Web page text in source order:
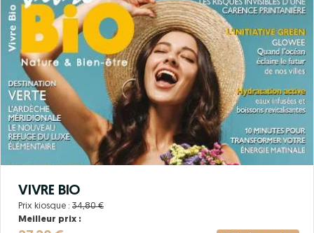
VIVRE BIO
Prix kiosque : 34,80 €
Meilleur prix :